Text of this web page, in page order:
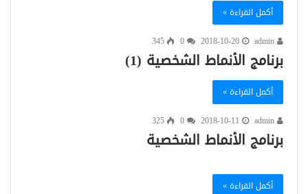
أكمل القراءة »
2018-10-20
345
برنامج الأنماط الشخصية (1)
أكمل القراءة »
2018-10-11
325
برنامج الأنماط الشخصية
أكمل القراءة »